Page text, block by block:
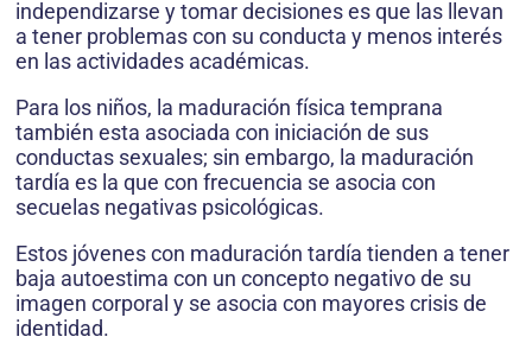
independizarse y tomar decisiones es que las llevan
a tener problemas con su conducta y menos interés
en las actividades académicas.
Para los niños, la maduración física temprana
también esta asociada con iniciación de sus
conductas sexuales; sin embargo, la maduración
tardía es la que con frecuencia se asocia con
secuelas negativas psicológicas.
Estos jóvenes con maduración tardía tienden a tener
baja autoestima con un concepto negativo de su
imagen corporal y se asocia con mayores crisis de
identidad.